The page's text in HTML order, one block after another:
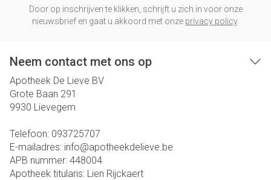
Door op inschrijven te klikken, schrijft u zich in voor onze
nieuwsbrief en gaat u akkoord met onze privacy policy.
Neem contact met ons op
Apotheek De Lieve BV
Grote Baan 291
9930 Lievegem
Telefoon: 093725707
E-mailadres: info@apotheekdelieve.be
APB nummer: 448004
Apotheek titularis: Lien Rijckaert